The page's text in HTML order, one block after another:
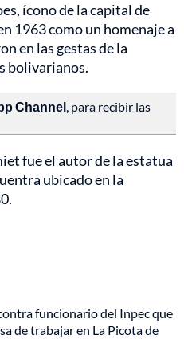
ícono de la capital de
1963 como un homenaje a
en las gestas de la
bolivarianos.
Channel, para recibir las
fue el autor de la estatua
ubicado en la
funcionario del Inpec que
de trabajar en La Picota de